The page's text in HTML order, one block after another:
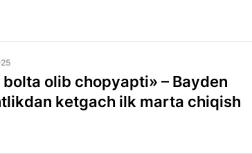
olib chopyapti» – Bayden
ketgach ilk marta chiqish